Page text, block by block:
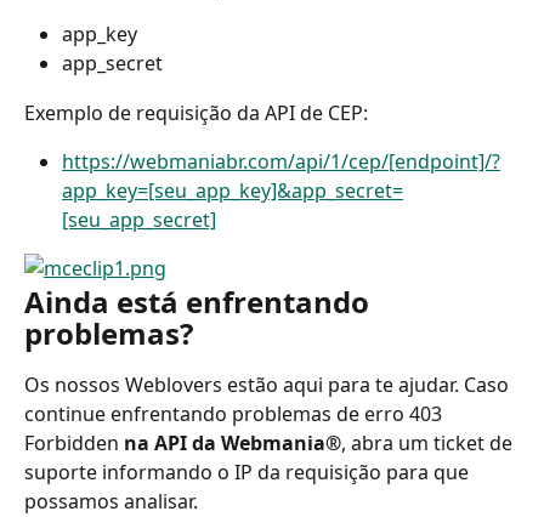
app_key
app_secret
Exemplo de requisição da API de CEP:
https://webmaniabr.com/api/1/cep/[endpoint]/?
app_key=[seu_app_key]&app_secret=
[seu_app_secret]
Ainda está enfrentando
problemas?
Os nossos Weblovers estão aqui para te ajudar. Caso
continue enfrentando problemas de erro 403
Forbidden na API da Webmania®, abra um ticket de
suporte informando o IP da requisição para que
possamos analisar.